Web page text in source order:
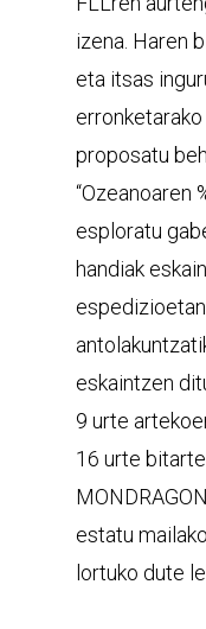
izena. Haren
eta itsas
proposatu
“Ozeanoaren
esploratu
handiak
eskaintzen
9 urte
16 urte
estatu
lortuko dute